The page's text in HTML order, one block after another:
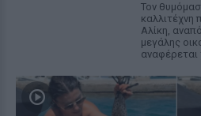
Τον
καλλιτέχνη
Αλίκη,
μεγάλης
αναφέρεται